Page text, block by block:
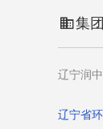
集
辽宁润
辽宁省